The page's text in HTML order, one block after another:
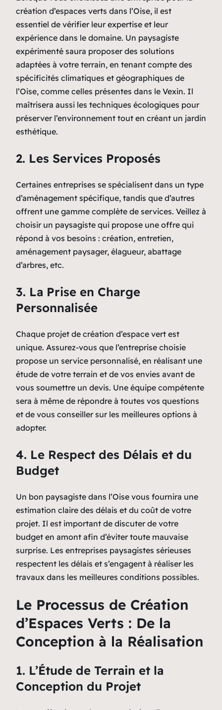
création d’espaces verts dans l’Oise, il est
essentiel de vérifier leur expertise et leur
expérience dans le domaine. Un paysagiste
expérimenté saura proposer des solutions
adaptées à votre terrain, en tenant compte des
spécificités climatiques et géographiques de
l’Oise, comme celles présentes dans le Vexin. Il
maîtrisera aussi les techniques écologiques pour
préserver l’environnement tout en créant un jardin
esthétique.
2. Les Services Proposés
Certaines entreprises se spécialisent dans un type
d’aménagement spécifique, tandis que d’autres
offrent une gamme complète de services. Veillez à
choisir un paysagiste qui propose une offre qui
répond à vos besoins : création, entretien,
aménagement paysager, élagueur, abattage
d’arbres, etc.
3. La Prise en Charge
Personnalisée
Chaque projet de création d’espace vert est
unique. Assurez-vous que l’entreprise choisie
propose un service personnalisé, en réalisant une
étude de votre terrain et de vos envies avant de
vous soumettre un devis. Une équipe compétente
sera à même de répondre à toutes vos questions
et de vous conseiller sur les meilleures options à
adopter.
4. Le Respect des Délais et du
Budget
Un bon paysagiste dans l’Oise vous fournira une
estimation claire des délais et du coût de votre
projet. Il est important de discuter de votre
budget en amont afin d’éviter toute mauvaise
surprise. Les entreprises paysagistes sérieuses
respectent les délais et s’engagent à réaliser les
travaux dans les meilleures conditions possibles.
Le Processus de Création
d’Espaces Verts : De la
Conception à la Réalisation
1. L’Étude de Terrain et la
Conception du Projet